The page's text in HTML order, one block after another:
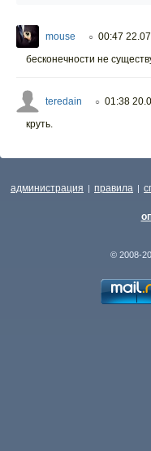
mouse ○ 00:47
бесконечности не
teredain ○ 01:38
круть.
администрация | правила |
© 2008-